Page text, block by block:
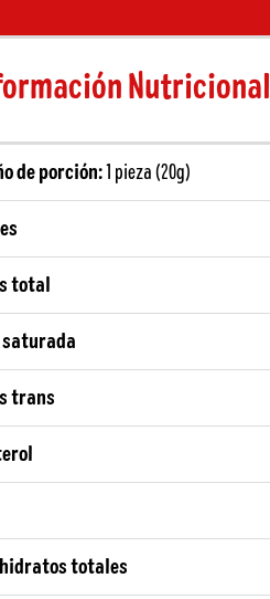
Nutricional
de porción:1 pieza (20g)
total
saturada
trans
totales